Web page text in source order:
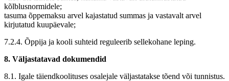
kõlblusnormidele;
tasuma õppemaksu arvel kajastatud summas ja vastavalt arvel
kirjutatud kuupäevale;
7.2.4. Õppija ja kooli suhteid reguleerib sellekohane leping.
8. Väljastatavad dokumendid
8.1. Igale täiendkoolituses osalejale väljastatakse tõend või tunnistus.